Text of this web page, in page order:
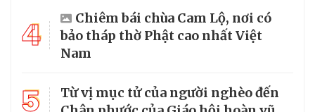
4
Chiêm bái chùa Cam Lộ, nơi có
bảo tháp thờ Phật cao nhất Việt
Nam
5
Từ vị mục tử của người nghèo đến